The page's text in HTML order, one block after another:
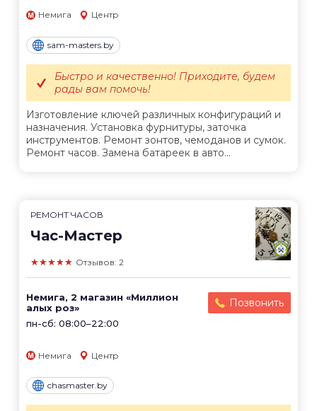
Немига Центр
sam-masters.by
Изготовление ключей различных конфигураций и
назначения. Установка фурнитуры, заточка
инструментов. Ремонт зонтов, чемоданов и сумок.
Ремонт часов. Замена батареек в авто...
Быстро и качественно! Приходите, будем
рады вам помочь!
РЕМОНТ ЧАСОВ
Час-Мастер
★★★★★ Отзывов: 2
Немига, 2 магазин «Миллион
алых роз»
пн-сб: 08:00–22:00
Позвонить
Немига Центр
chasmaster.by